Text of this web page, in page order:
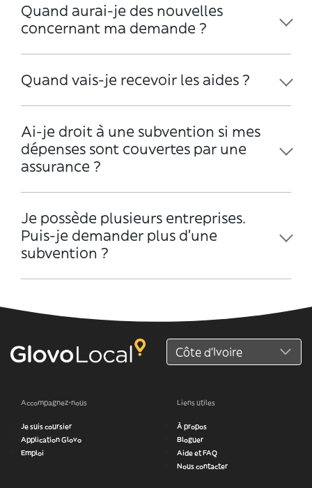
Quand aurai-je des nouvelles
concernant ma demande ?
Quand vais-je recevoir les aides ?
Ai-je droit à une subvention si mes
dépenses sont couvertes par une
assurance ?
Je possède plusieurs entreprises.
Puis-je demander plus d'une
subvention ?
Accompagnez-nous
Je suis coursier
Application Glovo
Emploi
Liens utiles
À propos
Bloguer
Aide et FAQ
Nous contacter